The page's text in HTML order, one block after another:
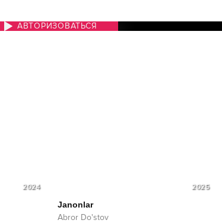
АВТОРИЗОВАТЬСЯ
2024 2025
Janonlar
Abror Do'stov